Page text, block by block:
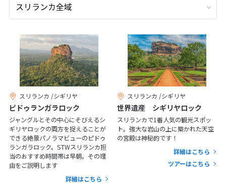
スリランカ /シギリヤ
ピドゥランガラロック
ジャングルとその中心にそびえるシ
ギリヤロックの両方を捉えることが
できる絶景パノラマビューのピドゥ
ランガラロック。STWスリランカ担
当のおすすめ時間帯は早朝。その理
由をご説明します
詳細はこちら
スリランカ /シギリヤ
世界遺産 シギリヤロック
スリランカで1番人気の観光スポッ
ト。強大な岩山の上に築かれた天空
の宮殿は神秘的です！
詳細はこちら
ツアーはこちら
27
28
2026年10月 10月未定
1 2
3
4
5 6 8 9
10
11
12 15 16
17
18
19 20 22 23
24
25
26 27 29 30 31
11